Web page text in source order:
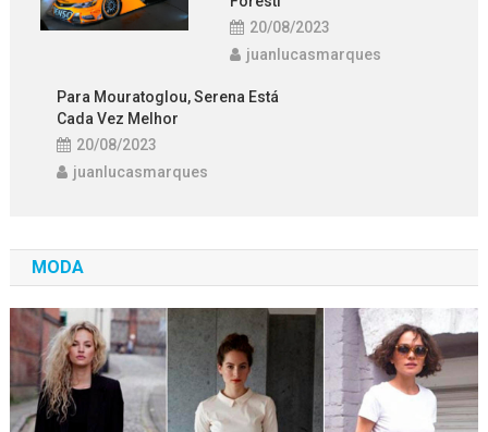
20/08/2023
juanlucasmarques
Para Mouratoglou, Serena Está
Cada Vez Melhor
20/08/2023
juanlucasmarques
MODA